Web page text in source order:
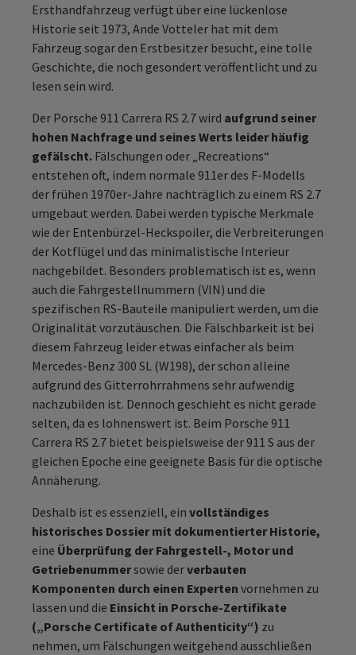
Ersthandfahrzeug verfügt über eine lückenlose
Historie seit 1973, Ande Votteler hat mit dem
Fahrzeug sogar den Erstbesitzer besucht, eine tolle
Geschichte, die noch gesondert veröffentlicht und zu
lesen sein wird.
Der Porsche 911 Carrera RS 2.7 wird aufgrund seiner
hohen Nachfrage und seines Werts leider häufig
gefälscht. Fälschungen oder „Recreations“
entstehen oft, indem normale 911er des F-Modells
der frühen 1970er-Jahre nachträglich zu einem RS 2.7
umgebaut werden. Dabei werden typische Merkmale
wie der Entenbürzel-Heckspoiler, die Verbreiterungen
der Kotflügel und das minimalistische Interieur
nachgebildet. Besonders problematisch ist es, wenn
auch die Fahrgestellnummern (VIN) und die
spezifischen RS-Bauteile manipuliert werden, um die
Originalität vorzutäuschen. Die Fälschbarkeit ist bei
diesem Fahrzeug leider etwas einfacher als beim
Mercedes-Benz 300 SL (W198), der schon alleine
aufgrund des Gitterrohrrahmens sehr aufwendig
nachzubilden ist. Dennoch geschieht es nicht gerade
selten, da es lohnenswert ist. Beim Porsche 911
Carrera RS 2.7 bietet beispielsweise der 911 S aus der
gleichen Epoche eine geeignete Basis für die optische
Annäherung.
Deshalb ist es essenziell, ein vollständiges
historisches Dossier mit dokumentierter Historie,
eine Überprüfung der Fahrgestell-, Motor und
Getriebenummersowie derverbauten
Komponenten durch einen Experten vornehmen zu
lassen und die Einsicht in Porsche-Zertifikate
(„Porsche Certificate of Authenticity“) zu
nehmen, um Fälschungen weitgehend ausschließen